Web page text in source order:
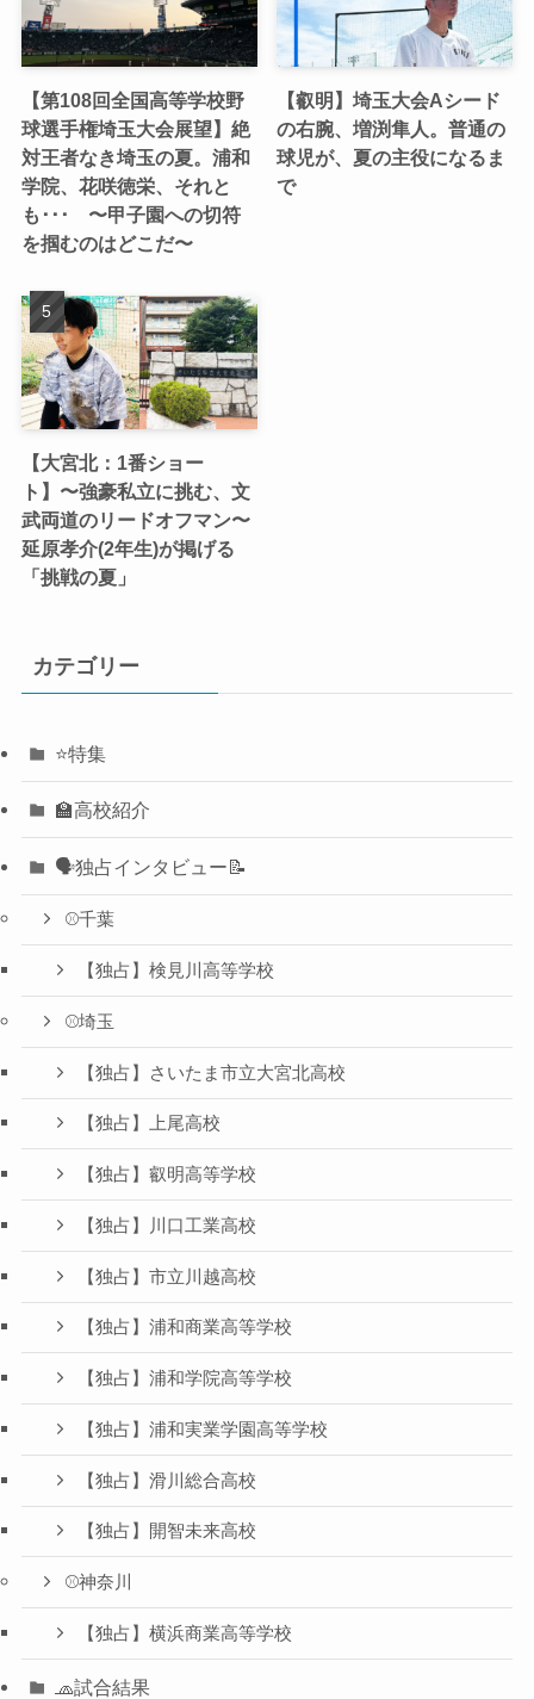
【第108回全国高等学校野
球選手権埼玉大会展望】絶
対王者なき埼玉の夏。浦和
学院、花咲徳栄、それと
も･･･ 〜甲子園への切符
を掴むのはどこだ〜
【叡明】埼玉大会Aシード
の右腕、増渕隼人。普通の
球児が、夏の主役になるま
で
【大宮北：1番ショー
ト】〜強豪私立に挑む、文
武両道のリードオフマン〜
延原孝介(2年生)が掲げる
「挑戦の夏」
カテゴリー
⭐️特集
🏫高校紹介
🗣️独占インタビュー📝
⚾️千葉
【独占】検見川高等学校
⚾️埼玉
【独占】さいたま市立大宮北高校
【独占】上尾高校
【独占】叡明高等学校
【独占】川口工業高校
【独占】市立川越高校
【独占】浦和商業高等学校
【独占】浦和学院高等学校
【独占】浦和実業学園高等学校
【独占】滑川総合高校
【独占】開智未来高校
⚾️神奈川
【独占】横浜商業高等学校
🧢試合結果